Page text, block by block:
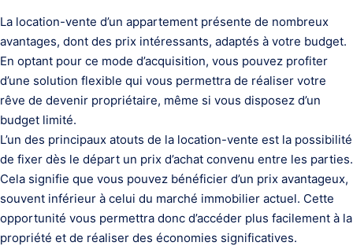
La location-vente d’un appartement présente de nombreux
avantages, dont des prix intéressants, adaptés à votre budget.
En optant pour ce mode d’acquisition, vous pouvez profiter
d’une solution flexible qui vous permettra de réaliser votre
rêve de devenir propriétaire, même si vous disposez d’un
budget limité.
L’un des principaux atouts de la location-vente est la possibilité
de fixer dès le départ un prix d’achat convenu entre les parties.
Cela signifie que vous pouvez bénéficier d’un prix avantageux,
souvent inférieur à celui du marché immobilier actuel. Cette
opportunité vous permettra donc d’accéder plus facilement à la
propriété et de réaliser des économies significatives.